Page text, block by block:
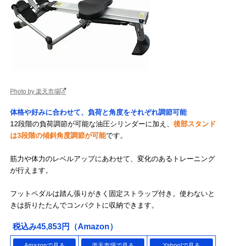
Photo by 楽天市場
体格や好みに合わせて、負荷と角度をそれぞれ調節可能
12段階の負荷調節が可能な油圧シリンダーに加え、 後部スタンド
は3段階の傾斜角度調節が可能です。
筋力や体力のレベルアップにあわせて、変化のあるトレーニング
が行えます。
フットペダルは踏ん張りがきく固定ストラップ付き。使わないと
きは折りたたんでコンパクトに収納できます。
税込み45,853円（Amazon）